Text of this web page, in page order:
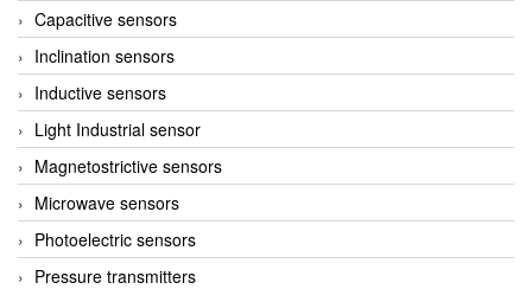
Capacitive sensors
Inclination sensors
Inductive sensors
Light Industrial sensor
Magnetostrictive sensors
Microwave sensors
Photoelectric sensors
Pressure transmitters